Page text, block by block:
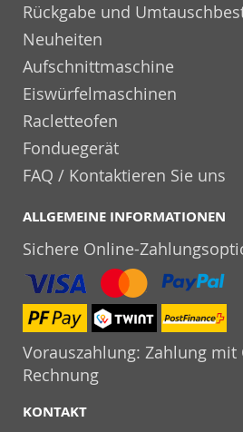
Rückgabe und
Neuheiten
Aufschnittmaschine
Eiswürfelmaschinen
Racletteofen
Fonduegerät
FAQ / Kontaktieren Sie uns
ALLGEMEINE INFORMATIONEN
Sichere Online-
Vorauszahlung: Zahlung mit
Rechnung
KONTAKT